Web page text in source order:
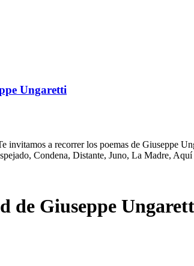
Ungaretti
invitamos a recorrer los poemas de Giuseppe
Condena, Distante, Juno, La Madre,
de Giuseppe